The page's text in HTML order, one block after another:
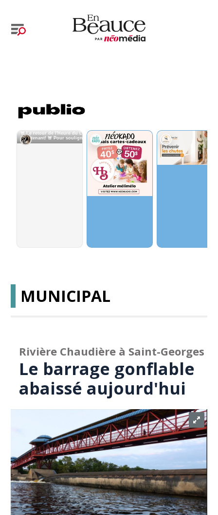
MUNICIPAL
Rivière Chaudière à Saint-Georges
Le barrage gonflable
abaissé aujourd'hui